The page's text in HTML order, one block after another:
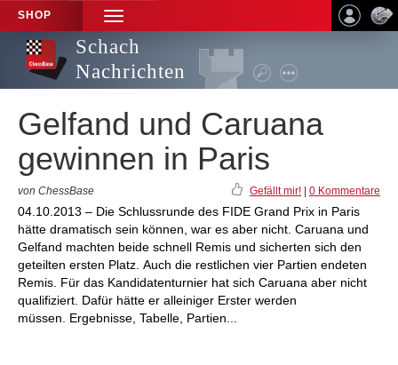
SHOP
TOGGLE
NAVIGATION
Schach
Nachrichten
Gelfand und Caruana
gewinnen in Paris
von ChessBase Gefällt mir! 0 Kommentare
04.10.2013 – Die Schlussrunde des FIDE Grand Prix in Paris
hätte dramatisch sein können, war es aber nicht. Caruana und
Gelfand machten beide schnell Remis und sicherten sich den
geteilten ersten Platz. Auch die restlichen vier Partien endeten
Remis. Für das Kandidatenturnier hat sich Caruana aber nicht
qualifiziert. Dafür hätte er alleiniger Erster werden
müssen. Ergebnisse, Tabelle, Partien...